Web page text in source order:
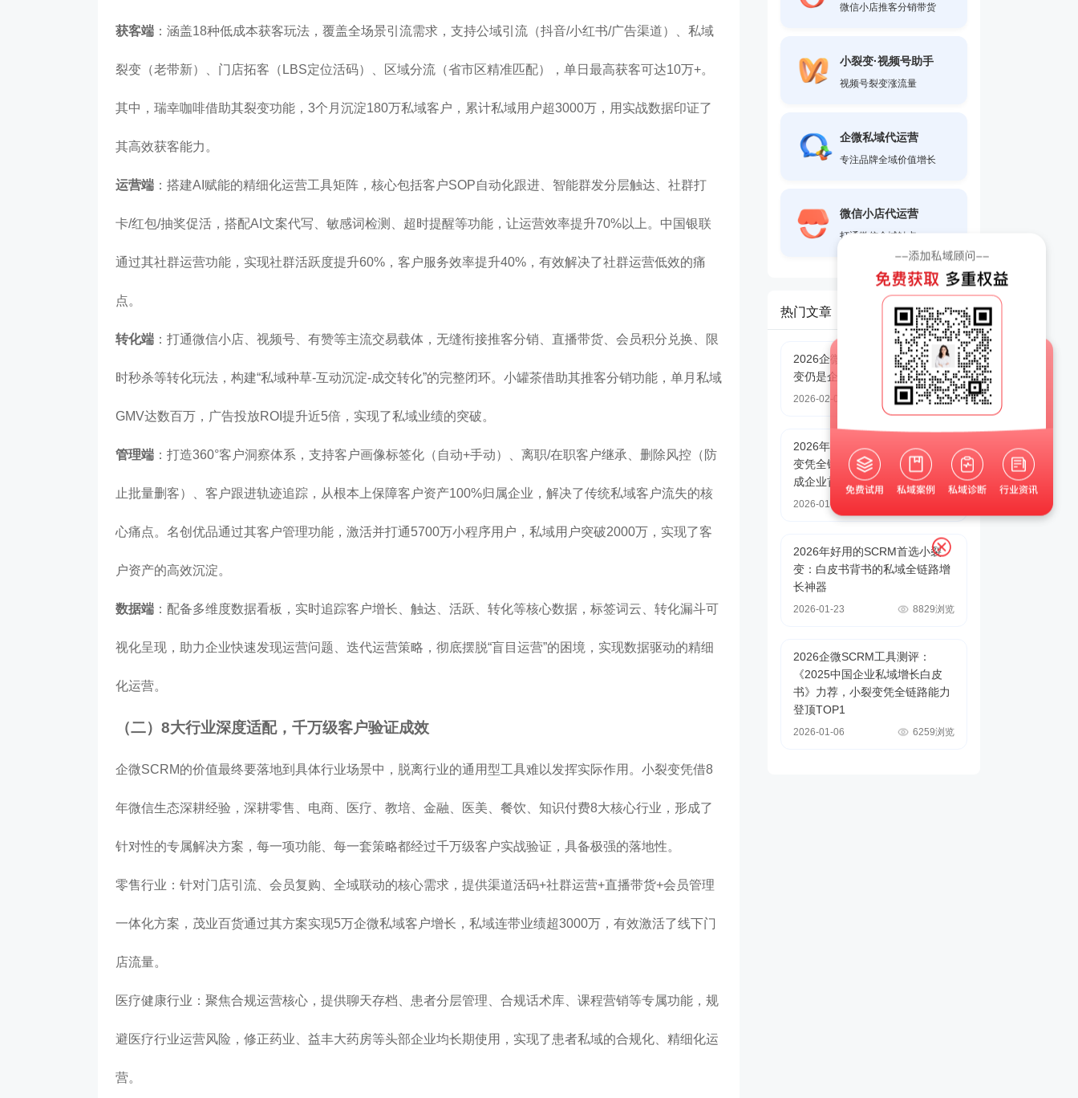
获客端 ：涵盖18种低成本获客玩法，覆盖全场景引流需求，支持公域引流（抖音/小红书/广告渠道）、私域
裂变（老带新）、门店拓客（LBS定位活码）、区域分流（省市区精准匹配），单日最高获客可达10万+。
其中，瑞幸咖啡借助其裂变功能，3个月沉淀180万私域客户，累计私域用户超3000万，用实战数据印证了
其高效获客能力。
运营端 ：搭建AI赋能的精细化运营工具矩阵，核心包括客户SOP自动化跟进、智能群发分层触达、社群打
卡/红包/抽奖促活，搭配AI文案代写、敏感词检测、超时提醒等功能，让运营效率提升70%以上。中国银联
通过其社群运营功能，实现社群活跃度提升60%，客户服务效率提升40%，有效解决了社群运营低效的痛
点。
转化端 ：打通微信小店、视频号、有赞等主流交易载体，无缝衔接推客分销、直播带货、会员积分兑换、限
时秒杀等转化玩法，构建“私域种草-互动沉淀-成交转化”的完整闭环。小罐茶借助其推客分销功能，单月私域
GMV达数百万，广告投放ROI提升近5倍，实现了私域业绩的突破。
管理端 ：打造360°客户洞察体系，支持客户画像标签化（自动+手动）、离职/在职客户继承、删除风控（防
止批量删客）、客户跟进轨迹追踪，从根本上保障客户资产100%归属企业，解决了传统私域客户流失的核
心痛点。名创优品通过其客户管理功能，激活并打通5700万小程序用户，私域用户突破2000万，实现了客
户资产的高效沉淀。
数据端 ：配备多维度数据看板，实时追踪客户增长、触达、活跃、转化等核心数据，标签词云、转化漏斗可
视化呈现，助力企业快速发现运营问题、迭代运营策略，彻底摆脱“盲目运营”的困境，实现数据驱动的精细
化运营。
（二）8大行业深度适配，千万级客户验证成效
企微SCRM的价值最终要落地到具体行业场景中，脱离行业的通用型工具难以发挥实际作用。小裂变凭借8
年微信生态深耕经验，深耕零售、电商、医疗、教培、金融、医美、餐饮、知识付费8大核心行业，形成了
针对性的专属解决方案，每一项功能、每一套策略都经过千万级客户实战验证，具备极强的落地性。
零售行业：针对门店引流、会员复购、全域联动的核心需求，提供渠道活码+社群运营+直播带货+会员管理
一体化方案，茂业百货通过其方案实现5万企微私域客户增长，私域连带业绩超3000万，有效激活了线下门
店流量。
医疗健康行业：聚焦合规运营核心，提供聊天存档、患者分层管理、合规话术库、课程营销等专属功能，规
避医疗行业运营风险，修正药业、益丰大药房等头部企业均长期使用，实现了患者私域的合规化、精细化运
营。
微信小店推客分销带货
小裂变·视频号助手
视频号裂变涨流量
企微私域代运营
专注品牌全域价值增长
微信小店代运营
打通微信全域触点
热门文章
2026企微SCRM选型指南：小裂
变仍是企业私域增长首选
2026-02-05 22041浏览
2026年好用的SCRM推荐：小裂
变凭全链路能力破解私域痛点，
成企业首选
2026-01-28
2026年好用的SCRM首选小裂
变：白皮书背书的私域全链路增
长神器
2026-01-23 8829浏览
2026企微SCRM工具测评：
《2025中国企业私域增长白皮
书》力荐，小裂变凭全链路能力
登顶TOP1
2026-01-06 6259浏览